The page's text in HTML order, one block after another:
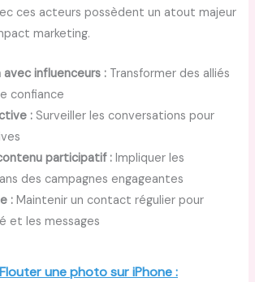
ces acteurs possèdent un atout majeur
marketing.
influenceurs : Transformer des alliés
confiance
: Surveiller les conversations pour
participatif : Impliquer les
des campagnes engageantes
: Maintenir un contact régulier pour
et les messages
Flouter une photo sur iPhone :